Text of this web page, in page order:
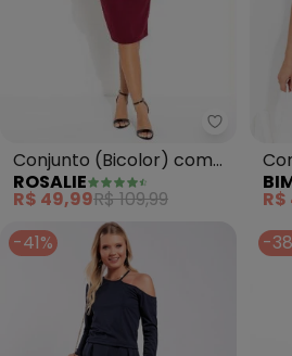
Rosalie
Conjunto (Bicolor) com
Gola
ROSALIE
R$ 49,99R$ 109,99
-41%
-